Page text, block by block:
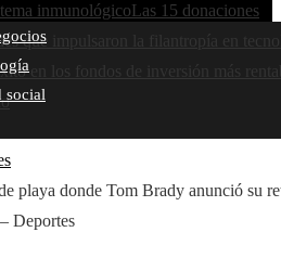
inmunológicoLas 15 donaciones
que impulsaron la filantropía en
en los fondos de inversión más
social
playa donde Tom Brady anunció su
Deportes